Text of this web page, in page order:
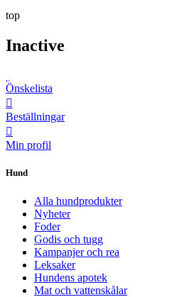
top
Inactive
Önskelista
Beställningar
Min profil
Hund
Alla hundprodukter
Nyheter
Foder
Godis och tugg
Kampanjer och rea
Leksaker
Hundens apotek
Mat och vattenskålar